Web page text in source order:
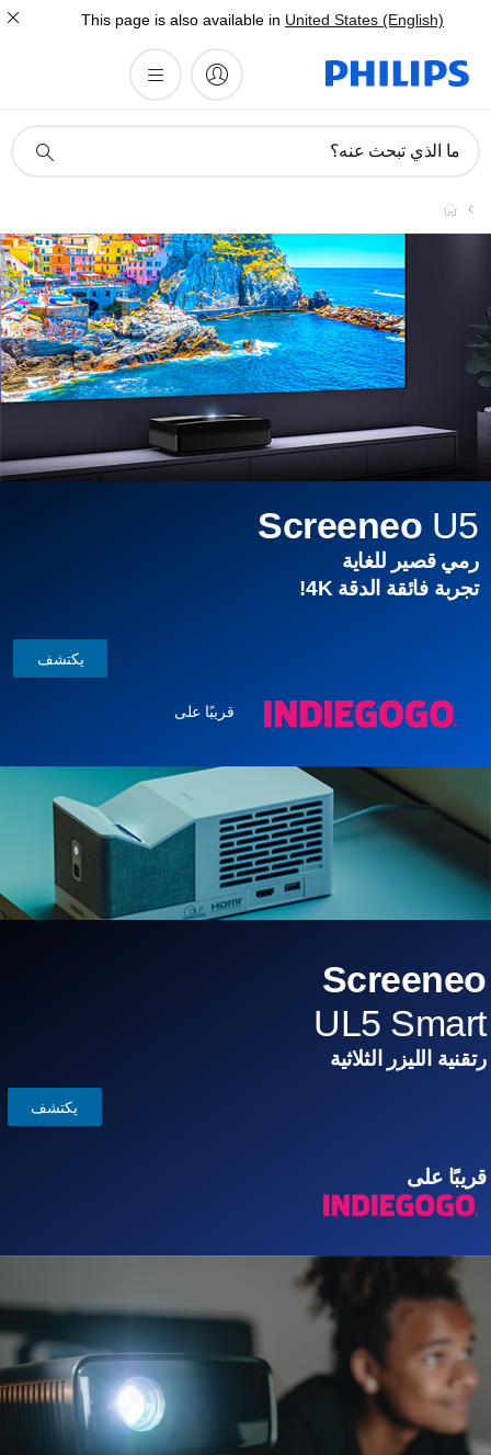
This page is also available in United States (English)
دعم
ما الذي تبحث عنه؟
ScreeneoU5
رمي قصير للغاية
تجربة فائقة الدقة 4K!
يكتشف
قريبًا على
Screeneo
UL5 Smart
رتقنية الليزر الثلاثية
يكتشف
قريبًا على